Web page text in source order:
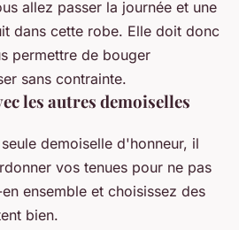
allez passer la journée et une
dans cette robe. Elle doit donc
permettre de bouger
sans contrainte.
les autres demoiselles
demoiselle d'honneur, il
vos tenues pour ne pas
ensemble et choisissez des
bien.